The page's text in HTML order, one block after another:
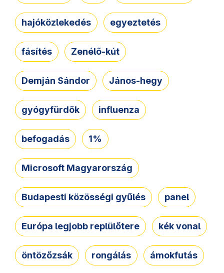
hajóközlekedés egyeztetés
fásítés Zenélő-kút
Demján Sándor János-hegy
gyógyfürdők influenza
befogadás 1%
Microsoft Magyarország
Budapesti közösségi gyűlés panel
Európa legjobb replülőtere kék vonal
öntözőzsák rongálás ámokfutás